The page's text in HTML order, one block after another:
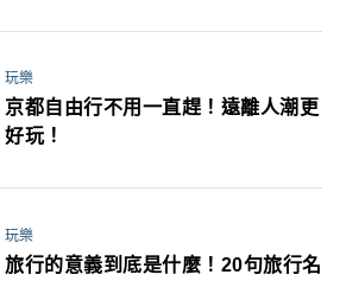
玩樂
京都自由行不用一直趕！遠離人潮更
好玩！
玩樂
旅行的意義到底是什麼！20句旅行名